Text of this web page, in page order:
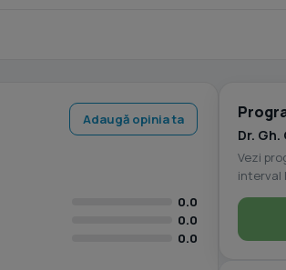
Adaugă opinia ta
0.0
0.0
0.0
Dr.
Vezi
interval